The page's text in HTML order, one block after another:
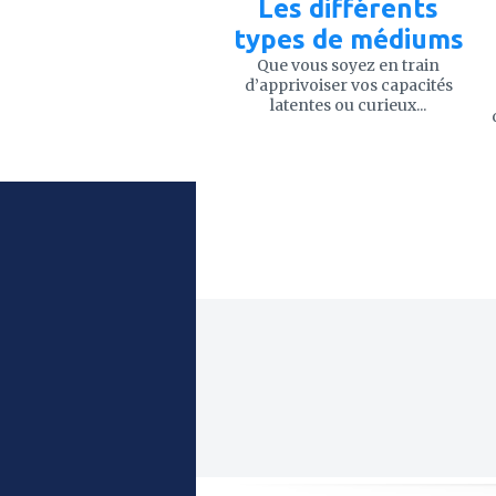
Les différents
types de médiums
Que vous soyez en train
d’apprivoiser vos capacités
latentes ou curieux...